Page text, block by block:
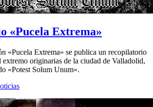
«Pucela Extrema»
«Pucela Extrema» se publica un recopilatorio
extremo originarias de la ciudad de Valladolid,
«Potest Solum Unum».